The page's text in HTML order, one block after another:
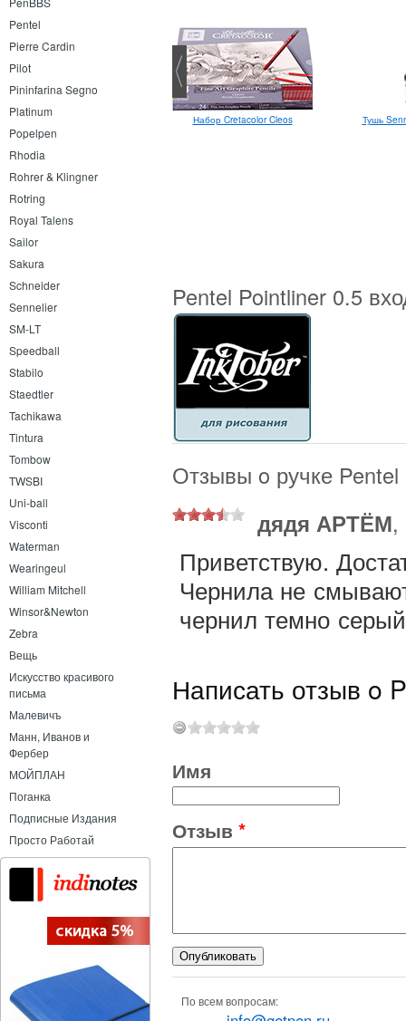
Pentel
Pierre Cardin
Pilot
Pininfarina Segno
Platinum
Popelpen
Rhodia
Rohrer & Klingner
Rotring
Royal Talens
Sailor
Sakura
Schneider
Sennelier
SM-LT
Speedball
Stabilo
Staedtler
Tachikawa
Tintura
Tombow
TWSBI
Uni-ball
Visconti
Waterman
Wearingeul
William Mitchell
Winsor&Newton
Zebra
Вещь
Искусство красивого
письма
Малевичъ
Манн, Иванов и
Фербер
МОЙПЛАН
Поганка
Подписные Издания
Просто Работай
Stabilo Point 88 Набор Cretacolor Cleos Тушь
Pentel Pointliner 0.5
Отзывы o ручке Pentel
дядя АРТЁМ,
Приветствую.
Чернила не
чернил темно
Написать отзыв o
Имя
Отзыв *
По всем вопросам: